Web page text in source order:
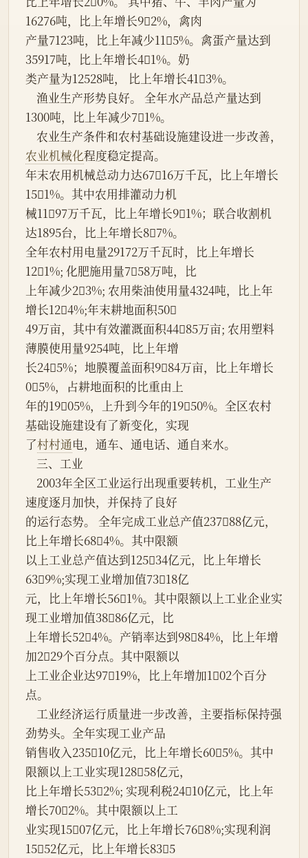
16276吨，比上年增长92%，禽肉
产量7123吨，比上年减少115%。禽蛋产量达到
35917吨，比上年增长41%。奶
类产量为12528吨， 比上年增长413%。
1300吨，比上年减少71%。
    农业生产条件和农村基础设施建设进一步改善，
农业机械化程度稳定提高。
年末农用机械总动力达6716万千瓦，比上年增长
151%。其中农用排灌动力机
械1197万千瓦，比上年增长91%；联合收割机
达1895台，比上年增长87%。
全年农村用电量29172万千瓦时，比上年增长
121%; 化肥施用量758万吨，比
上年减少23%; 农用柴油使用量4324吨，比上年
增长124%;年末耕地面积50
49万亩，其中有效灌溉面积4485万亩; 农用塑料
薄膜使用量9254吨，比上年增
长245%；地膜覆盖面积984万亩，比上年增长
05%，占耕地面积的比重由上
年的1905%，上升到今年的1950%。全区农村
基础设施建设有了新变化，实现
了村村通电，通车、通电话、通自来水。
    三、工业
速度逐月加快，并保持了良好
的运行态势。 全年完成工业总产值23788亿元，
比上年增长684%。其中限额
以上工业总产值达到12534亿元，比上年增长
639%;实现工业增加值7318亿
元，比上年增长561%。其中限额以上工业企业实
现工业增加值3886亿元，比
上年增长524%。产销率达到9884%，比上年增
加229个百分点。其中限额以
上工业企业达9719%，比上年增加102个百分
点。
劲势头。全年实现工业产品
销售收入23510亿元，比上年增长605%。其中
限额以上工业实现12858亿元，
比上年增长532%; 实现利税2410亿元，比上年
增长702%。其中限额以上工
业实现1507亿元，比上年增长768%;实现利润
1552亿元，比上年增长835